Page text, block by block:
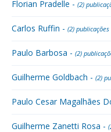
Florian Pradelle - (2)
Carlos Ruffin - (2) publicações
Paulo Barbosa - (2)
Guilherme Goldbach - (2)
Paulo Cesar Magalhães
Guilherme Zanetti Rosa -